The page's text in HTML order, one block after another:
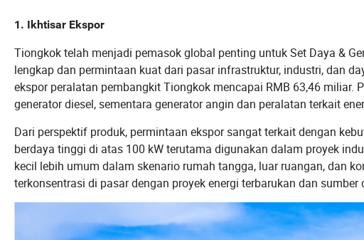
1. Ikhtisar Ekspor
Tiongkok telah menjadi pemasok global penting untuk Set Daya &
lengkap dan permintaan kuat dari pasar infrastruktur, industri, dan
ekspor peralatan pembangkit Tiongkok mencapai RMB 63,46 miliar.
generator diesel, sementara generator angin dan peralatan terkait
Dari perspektif produk, permintaan ekspor sangat terkait dengan
berdaya tinggi di atas 100 kW terutama digunakan dalam proyek
kecil lebih umum dalam skenario rumah tangga, luar ruangan, dan
terkonsentrasi di pasar dengan proyek energi terbarukan dan